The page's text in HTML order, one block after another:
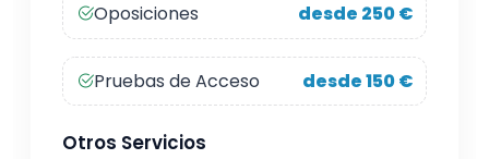
Oposiciones desde 250 €
Pruebas de Acceso desde 150 €
Otros Servicios